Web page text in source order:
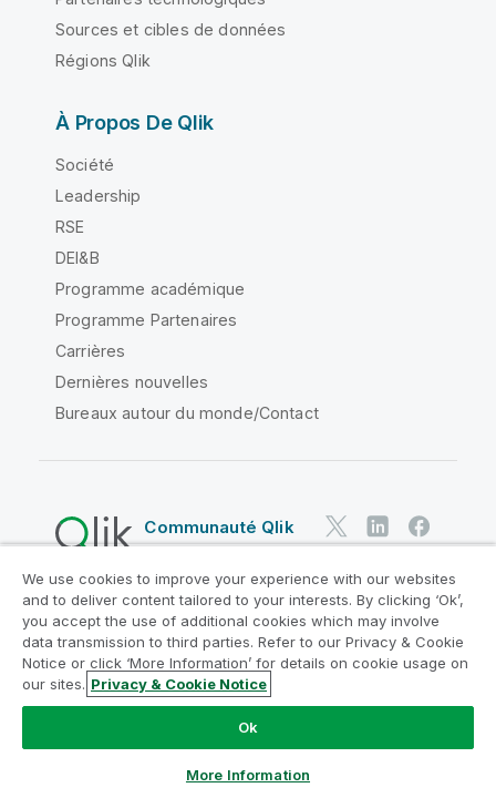
Sources et cibles de données
Régions Qlik
À Propos De Qlik
Société
Leadership
RSE
DEI&B
Programme académique
Programme Partenaires
Carrières
Dernières nouvelles
Bureaux autour du monde/Contact
Communauté Qlik
Contrats juridiques
Conditions d'utilisation des produits
Legal Policies
Conditions légales
Conditions d'utilisation
Marques
Do Not Share My Info
Copyright © 1993-2026 QlikTech International AB. Tous
We use cookies to improve your experience with our websites
and to deliver content tailored to your interests. By clicking ‘Ok’,
you accept the use of additional cookies which may involve
data transmission to third parties. Refer to our Privacy & Cookie
Notice or click ‘More Information’ for details on cookie usage on
our sites. Privacy & Cookie Notice
Ok
More Information